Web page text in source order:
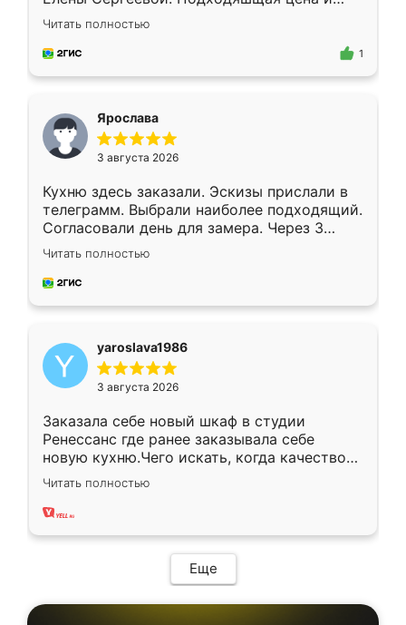
короткие сроки изготовления. Приехавший
для замера сотрудник Владислав
предложил по моему эскизу самый
Читать полностью
1
Ярослава
3 августа 2026
Кухню здесь заказали. Эскизы прислали в
телеграмм. Выбрали наиболее подходящий.
Согласовали день для замера. Через 3
недели кухня была уже готова. Остались
довольны работой. Спасибо Ренессанс
мебель за качественную работу!
Читать полностью
yaroslava1986
3 августа 2026
Заказала себе новый шкаф в студии
Ренессанс где ранее заказывала себе
новую кухню.Чего искать, когда качеством
вполне довольна. Служит кухня уже почти
два года, нареканий нет.
Читать полностью
Еще